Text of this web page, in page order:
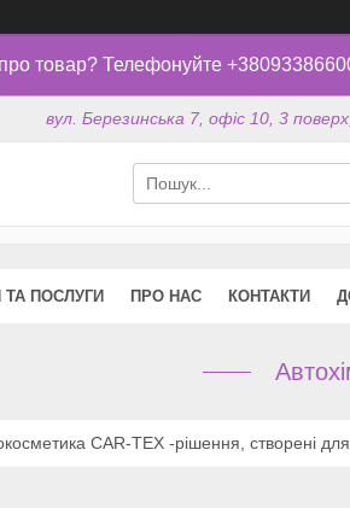
товар? Телефонуйте
вул. Березинська 7, офіс 10, 3
ПОСЛУГИ ПРО НАС КОНТАКТИ
CAR-TEX -рішення, створені